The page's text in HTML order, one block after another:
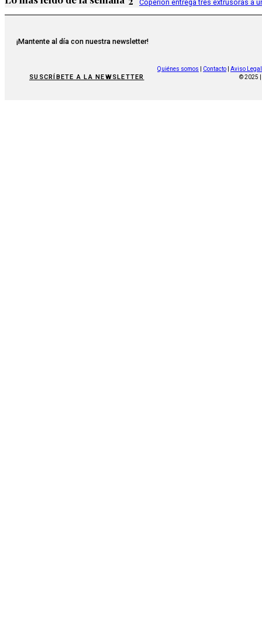
Coperion entrega tres extrusoras a
¡Mantente al día con nuestra newsletter!
SUSCRÍBETE A LA NEWSLETTER
Quiénes somos Contacto
Aviso Legal
© 2025